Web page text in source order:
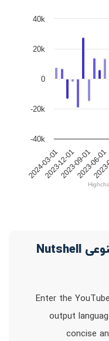
2024-03-01
2023-12-012023-09-012023-06-01
-40k
-20k
0
20k
40k
نحوه استفاده از هوش مصنوعی Nutshell
Enter the
output
concise